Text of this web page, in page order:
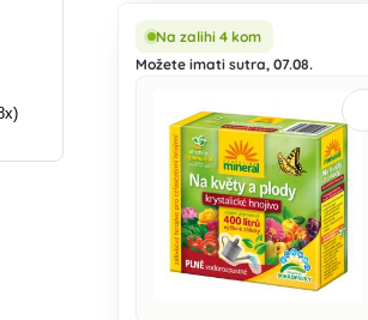
Na zalihi 4 kom
Možete imati sutra, 07.08.